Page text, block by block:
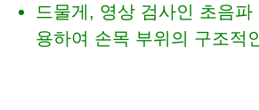
드물게, 영상 검사인 초음
용하여 손목 부위의 구조적